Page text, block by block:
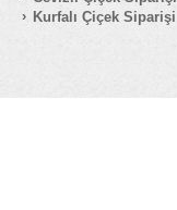
Kurfalı Çiçek Siparişi